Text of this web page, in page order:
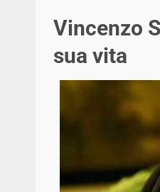
Vincenzo
sua vita